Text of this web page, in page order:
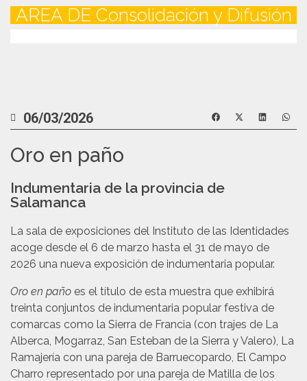
ÁREA DE Consolidación y Difusión
06/03/2026
Oro en paño
Indumentaria de la provincia de
Salamanca
La sala de exposiciones del Instituto de las Identidades
acoge desde el 6 de marzo hasta el 31 de mayo de
2026 una nueva exposición de indumentaria popular.
Oro en paño es el título de esta muestra que exhibirá
treinta conjuntos de indumentaria popular festiva de
comarcas como la Sierra de Francia (con trajes de La
Alberca, Mogarraz, San Esteban de la Sierra y Valero), La
Ramajería con una pareja de Barruecopardo, El Campo
Charro representado por una pareja de Matilla de los